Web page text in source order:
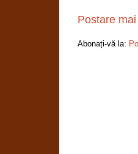
Postare
Abonați-vă la: